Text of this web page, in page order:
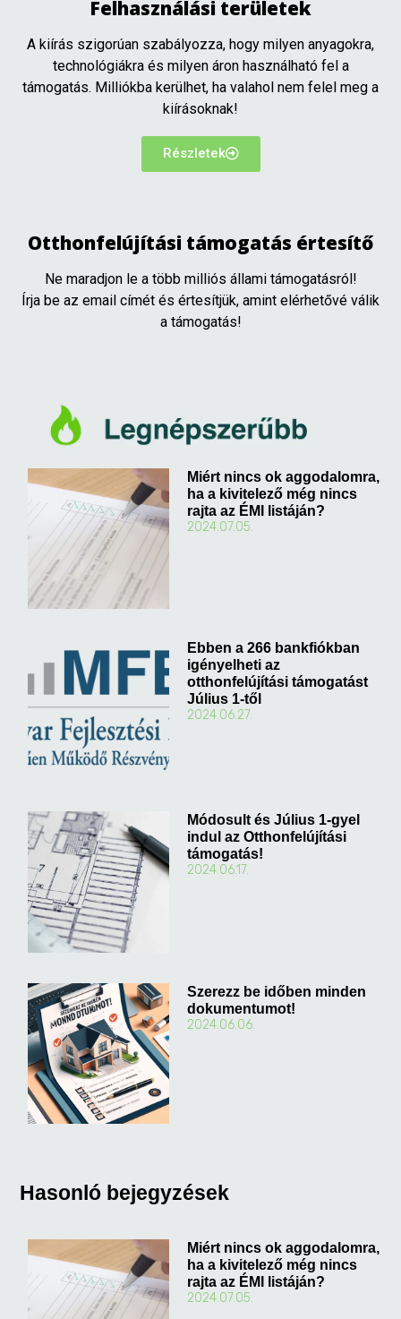
Felhasználási területek
A kiírás szigorúan szabályozza, hogy milyen anyagokra,
technológiákra és milyen áron használható fel a
támogatás. Milliókba kerülhet, ha valahol nem felel meg a
kiírásoknak!
Részletek
Otthonfelújítási támogatás értesítő
Ne maradjon le a több milliós állami támogatásról!
Írja be az email címét és értesítjük, amint elérhetővé válik
a támogatás!
Miért nincs ok aggodalomra,
ha a kivitelező még nincs
rajta az ÉMI listáján?
2024.07.05.
Ebben a 266 bankfiókban
igényelheti az
otthonfelújítási támogatást
Július 1-től
2024.06.27.
Módosult és Július 1-gyel
indul az Otthonfelújítási
támogatás!
2024.06.17.
Szerezz be időben minden
dokumentumot!
2024.06.06.
Hasonló bejegyzések
Miért nincs ok aggodalomra,
ha a kivitelező még nincs
rajta az ÉMI listáján?
2024.07.05.